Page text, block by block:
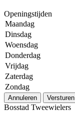
Openingstijden
Maandag
Dinsdag
Woensdag
Donderdag
Vrijdag
Zaterdag
Zondag
Annuleren Versturen
Bosstad Tweewielers